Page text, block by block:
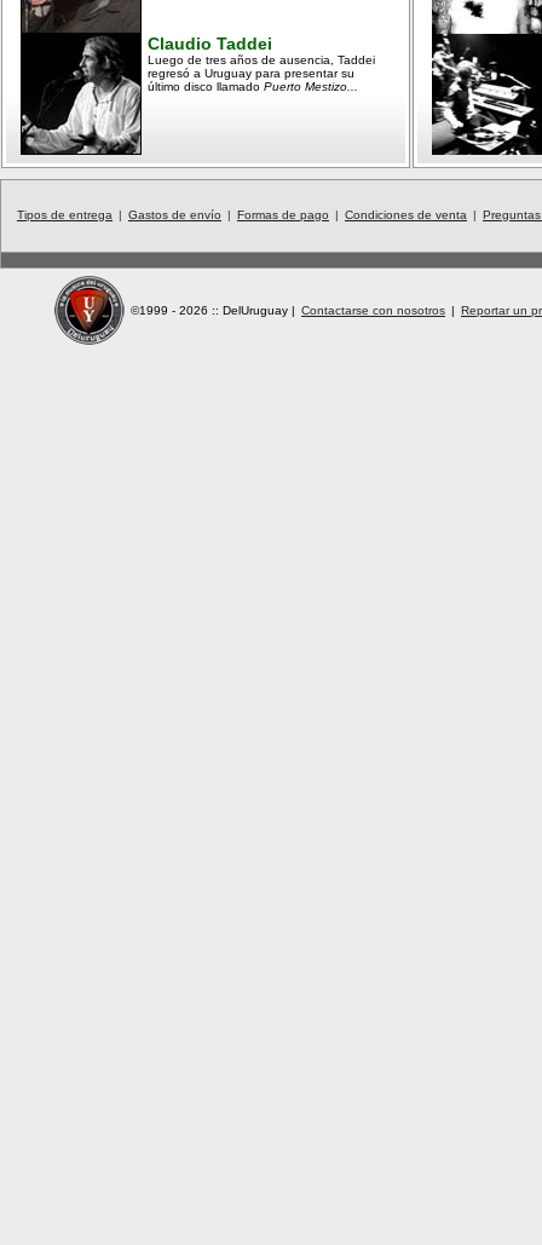
Claudio Taddei
Luego de tres años de ausencia, Taddei
regresó a Uruguay para presentar su
último disco llamado Puerto Mestizo...
Tipos de entrega | Gastos de envío | Formas de pago | Condiciones de venta |
©1999 - 2026 :: DelUruguay | Contactarse con nosotros | Reportar un